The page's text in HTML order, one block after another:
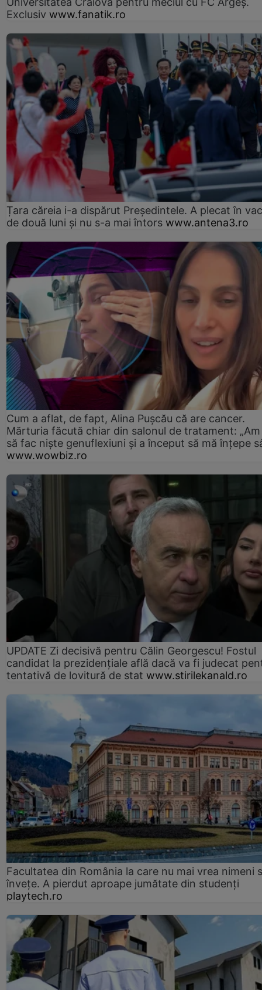
Exclusiv www.fanatik.ro
Țara căreia i-a dispărut Președintele. A plecat în
de două luni și nu s-a mai întors www.antena3.ro
Cum a aflat, de fapt, Alina Pușcău că are cancer.
Mărturia făcută chiar din salonul de tratament:
să fac niște genuflexiuni și a început să mă înțepe
www.wowbiz.ro
UPDATE Zi decisivă pentru Călin Georgescu! Fostul
candidat la prezidențiale află dacă va fi judecat
tentativă de lovitură de stat www.stirilekanald.ro
Facultatea din România la care nu mai vrea nimeni
înveţe. A pierdut aproape jumătate din studenţi
playtech.ro